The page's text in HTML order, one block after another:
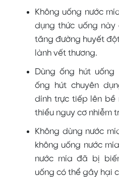
Không uống nước
dụng thức uống
tăng đường huyết
lành vết thương.
Dùng ống hút uống
ống hút chuyên
dính trực tiếp lên bề
thiểu nguy cơ nhiễm
Không dùng nước
không uống nước
nước mía đã bị
uống có thể gây hại